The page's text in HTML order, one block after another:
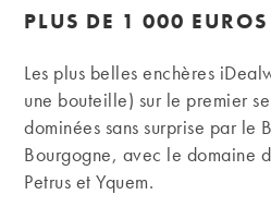
20
vins
les
plus
chers
PLUS DE 1 000
Les plus belles enchères
une bouteille) sur le premier
dominées sans surprise par le
Bourgogne, avec le domaine
Petrus et Yquem.